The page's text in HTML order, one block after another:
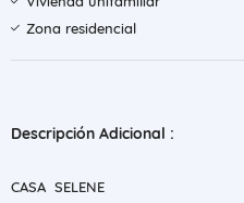
Zona residencial
Descripción Adicional :
CASA SELENE